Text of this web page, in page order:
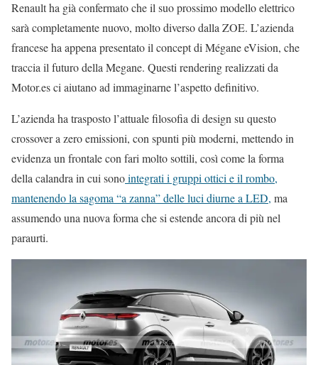
Renault ha già confermato che il suo prossimo modello elettrico
sarà completamente nuovo, molto diverso dalla ZOE. L’azienda
francese ha appena presentato il concept di Mégane eVision, che
traccia il futuro della Megane. Questi rendering realizzati da
Motor.es ci aiutano ad immaginarne l’aspetto definitivo.
L’azienda ha trasposto l’attuale filosofia di design su questo
crossover a zero emissioni, con spunti più moderni, mettendo in
evidenza un frontale con fari molto sottili, così come la forma
della calandra in cui sonointegrati i gruppi ottici e il rombo,
mantenendo la sagoma “a zanna” delle luci diurne a LED, ma
assumendo una nuova forma che si estende ancora di più nel
paraurti.